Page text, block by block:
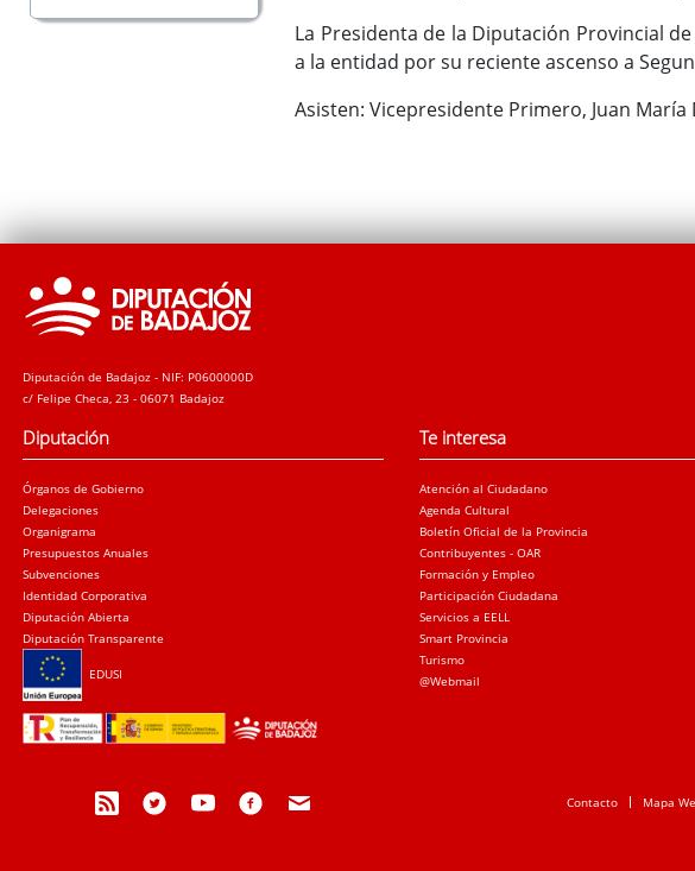
La Presidenta de la Diputación Provincial
a la entidad por su reciente ascenso a
Asisten: Vicepresidente Primero, Juan
Diputación de Badajoz - NIF: P0600000D
c/ Felipe Checa, 23 - 06071 Badajoz
Diputación
Órganos de Gobierno
Delegaciones
Organigrama
Presupuestos Anuales
Subvenciones
Identidad Corporativa
Diputación Abierta
Diputación Transparente
EDUSI
Te interesa
Atención al Ciudadano
Agenda Cultural
Boletín Oficial de la Provincia
Contribuyentes - OAR
Formación y Empleo
Participación Ciudadana
Servicios a EELL
Smart Provincia
Turismo
@Webmail
Contacto Mapa